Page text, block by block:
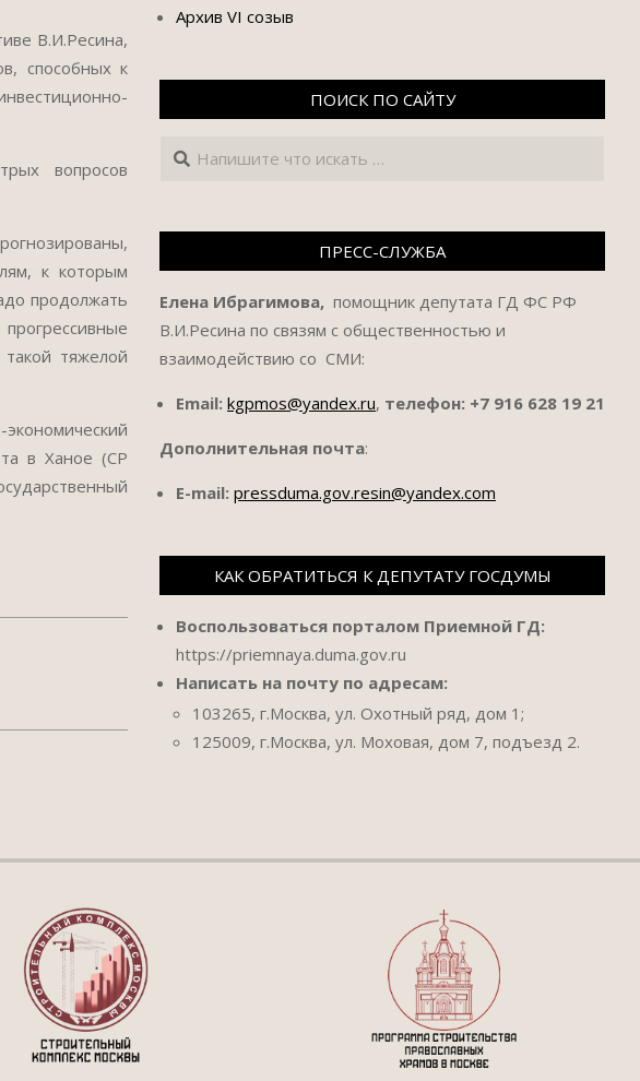
В.И.Ресина,
способных к
вопросов
к которым
продолжать
тяжелой
в Ханое (СР
Архив VI созыв
ПОИСК ПО САЙТУ
Поиск
ПРЕСС-СЛУЖБА
Елена Ибрагимова, помощник депутата ГД ФС РФ
В.И.Ресина по связям с общественностью и
взаимодействию со СМИ:
Email: kgpmos@yandex.ru, телефон: +7 916 628 19 21
Дополнительная почта:
E-mail: pressduma.gov.resin@yandex.com
КАК ОБРАТИТЬСЯ К ДЕПУТАТУ ГОСДУМЫ
Воспользоваться порталом Приемной ГД:
https://priemnaya.duma.gov.ru
Написать на почту по адресам:
103265, г.Москва, ул. Охотный ряд, дом 1;
125009, г.Москва, ул. Моховая, дом 7, подъезд 2.